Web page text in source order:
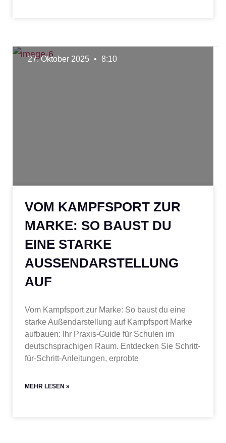
VOM KAMPFSPORT ZUR
MARKE: SO BAUST DU
EINE STARKE
AUSSENDARSTELLUNG A
UF
Vom Kampfsport zur Marke: So baust du eine
starke Außendarstellung auf Kampfsport Marke
aufbauen: Ihr Praxis-Guide für Schulen im
deutschsprachigen Raum. Entdecken Sie Schritt-
für-Schritt-Anleitungen, erprobte
MEHR LESEN »
27. Oktober 2025 8:10